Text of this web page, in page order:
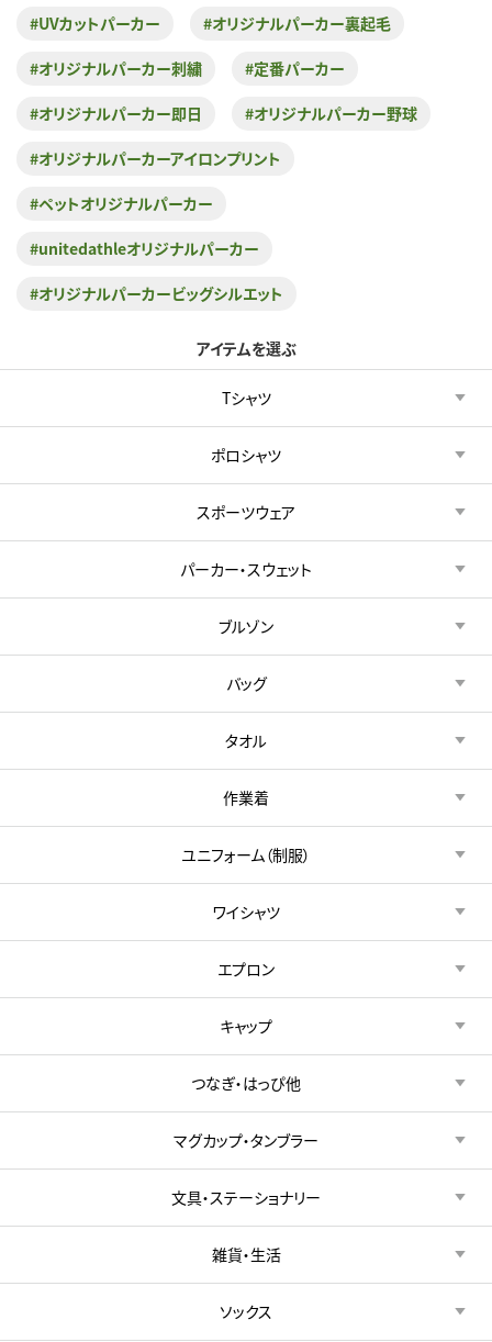
#UVカットパーカー #オリジナルパーカー裏起毛
#オリジナルパーカー刺繍 #定番パーカー
#オリジナルパーカー即日 #オリジナルパーカー野球
#オリジナルパーカーアイロンプリント
#ペットオリジナルパーカー
#unitedathleオリジナルパーカー
#オリジナルパーカービッグシルエット
アイテムを選ぶ
Tシャツ
ポロシャツ
スポーツウェア
パーカー・スウェット
ブルゾン
バッグ
タオル
作業着
ユニフォーム（制服）
ワイシャツ
エプロン
キャップ
つなぎ・はっぴ他
マグカップ・タンブラー
文具・ステーショナリー
雑貨・生活
ソックス